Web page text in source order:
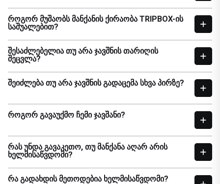
ᲠᲝᲒᲝᲠ ᲛᲣᲨᲐᲝᲑᲡ ᲛᲐᲜᲥᲐᲜᲘᲡ ᲥᲘᲠᲐᲝᲑᲐ TRIPBOX-ᲘᲡ
ᲡᲐᲨᲣᲐᲚᲔᲑᲘᲗ?
ᲨᲔᲡᲐᲫᲚᲔᲑᲔᲚᲘᲐ ᲗᲣ ᲐᲠᲐ ᲯᲐᲕᲨᲜᲘᲡ ᲗᲐᲠᲘᲦᲘᲡ
ᲨᲔᲪᲕᲚᲐ?
ᲨᲔᲘᲫᲚᲔᲑᲐ ᲗᲣ ᲐᲠᲐ ᲯᲐᲕᲨᲜᲘᲡ ᲒᲐᲓᲐᲪᲔᲛᲐ ᲡᲮᲕᲐ ᲞᲘᲠᲖᲔ?
ᲠᲝᲒᲝᲠ ᲒᲐᲕᲐᲣᲥᲛᲝ ᲩᲔᲛᲘ ᲯᲐᲕᲨᲐᲜᲘ?
ᲠᲐᲡ ᲣᲜᲓᲐ ᲒᲐᲕᲐᲙᲔᲗᲝ, ᲗᲣ ᲛᲐᲜᲥᲐᲜᲐ ᲐᲦᲐᲠ ᲐᲠᲘᲡ
ᲮᲔᲚᲛᲘᲡᲐᲬᲕᲓᲝᲛᲘ?
ᲠᲐ ᲒᲐᲓᲐᲮᲓᲘᲡ ᲛᲔᲗᲝᲓᲔᲑᲘᲐ ᲮᲔᲚᲛᲘᲡᲐᲬᲕᲓᲝᲛᲘ?